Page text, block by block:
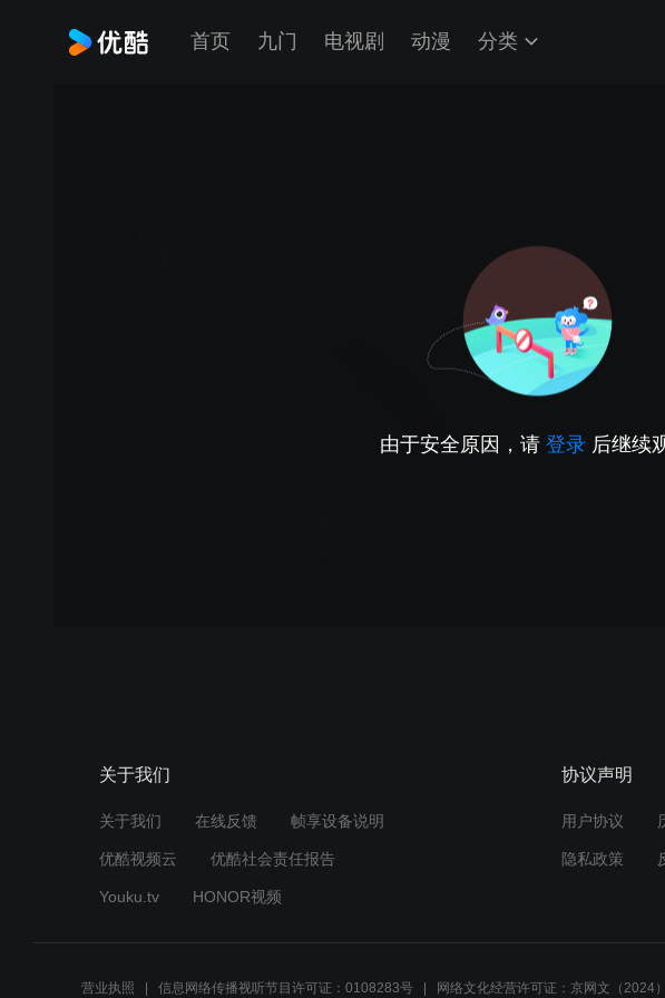
首页 九门 电视剧 动漫 分类
由于安全原因，请 登录 后继续
关于我们
关于我们 在线反馈 帧享设备说明
优酷视频云 优酷社会责任报告
Youku.tv HONOR视频
协议声明
用户协议
隐私政策
营业执照 信息网络传播视听节目许可证：0108283号 网络文化经营许可证：京网文（2024